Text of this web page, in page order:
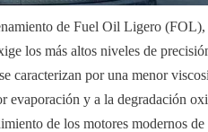
de Fuel Oil Ligero
los más altos niveles de
caracterizan por una menor
evaporación y a la degradación
de los motores modernos